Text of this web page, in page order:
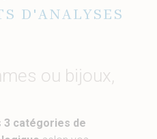
D'ANALYSES
ou bijoux,
3 catégories de